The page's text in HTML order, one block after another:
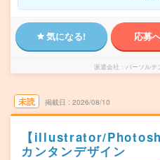
気になる! 応募
派遣会社 パーソルテ
未読 掲載日 2026/08/10
【illustrator/
カンタンデザイン